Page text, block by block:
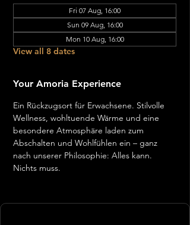
Fri 07 Aug, 16:00
Sun 09 Aug, 16:00
Mon 10 Aug, 16:00
View all 8 dates
Your Amoria Experience
Ein Rückzugsort für Erwachsene. Stilvolle
Wellness, wohltuende Wärme und eine
besondere Atmosphäre laden zum
Abschalten und Wohlfühlen ein – ganz
nach unserer Philosophie: Alles kann.
Nichts muss.